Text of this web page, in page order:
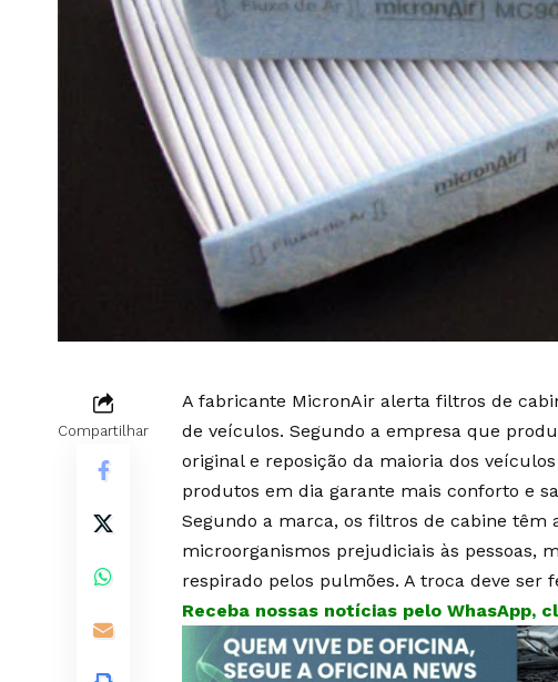
Compartilhar
A fabricante MicronAir alerta filtros de
de veículos. Segundo a empresa que
original e reposição da maioria dos
produtos em dia garante mais conforto e
Segundo a marca, os filtros de cabine têm
microorganismos prejudiciais às pessoas,
respirado pelos pulmões. A troca deve ser
Receba nossas notícias pelo WhasApp,